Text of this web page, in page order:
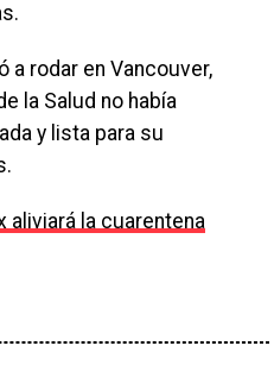
a rodar en Vancouver,
la Salud no había
y lista para su
aliviará la cuarentena